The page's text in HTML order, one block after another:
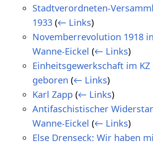
Stadtverordneten-
1933 (← Links)
Novemberrevolution 1918
Wanne-Eickel (← Links)
Einheitsgewerkschaft im
geboren (← Links)
Karl Zapp (← Links)
Antifaschistischer
Wanne-Eickel (← Links)
Else Drenseck: Wir haben